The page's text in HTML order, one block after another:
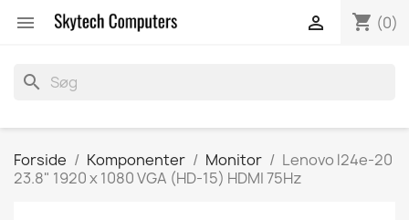
 shopping_cart (0)

search
Forside Komponenter Monitor
Lenovo l24e-20
23.8" 1920 x 1080 VGA (HD-15) HDMI 75Hz